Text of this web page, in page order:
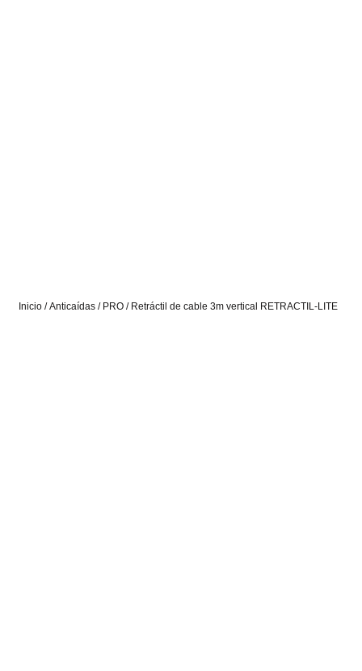
Inicio /Anticaídas / PRO / Retráctil de cable 3m vertical RETRACTIL-LITE